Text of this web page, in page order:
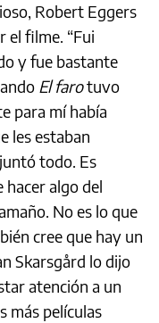
Robert Eggers
el filme. “Fui
y fue bastante
El farotuvo
para mí había
les estaban
todo. Es
algo del
No es lo que
cree que hay un
Skarsgård lo dijo
atención a un
más películas